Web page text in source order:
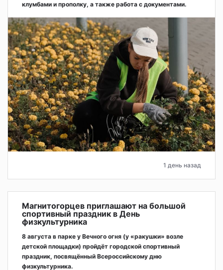
клумбами и прополку, а также работа с документами.
1 день назад
Магнитогорцев приглашают на большой
спортивный праздник в День
физкультурника
8 августа в парке у Вечного огня (у «ракушки» возле
детской площадки) пройдёт городской спортивный
праздник, посвящённый Всероссийскому дню
физкультурника.